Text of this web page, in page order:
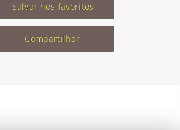
Salvar nos favoritos
Compartilhar